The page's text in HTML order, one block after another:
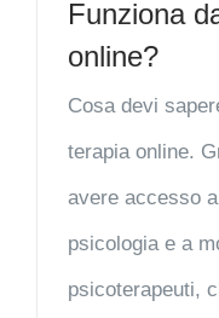
Funziona
online?
Cosa devi
terapia online.
avere accesso
psicologia e a
psicoterapeuti,